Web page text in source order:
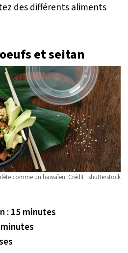
des différents aliments
et seitan
comme un hawaïen. Crédit : shutterstock
: 15 minutes